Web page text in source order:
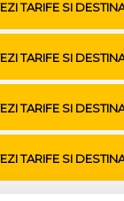
TARIFE SI
TARIFE SI
TARIFE SI
TARIFE SI